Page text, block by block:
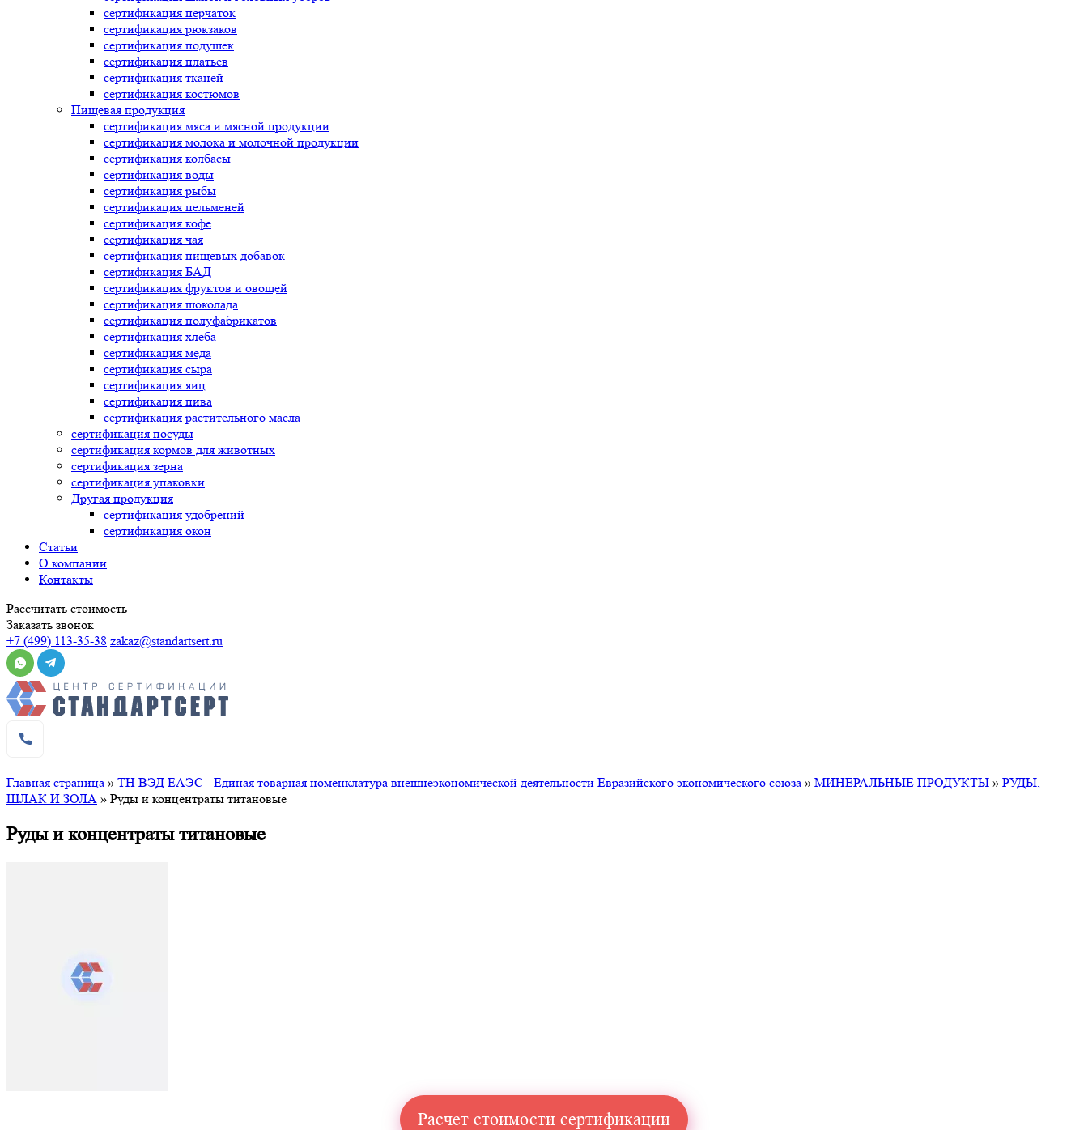
сертификация перчаток
сертификация рюкзаков
сертификация подушек
сертификация платьев
сертификация тканей
сертификация костюмов
Пищевая продукция
сертификация мяса и мясной продукции
сертификация молока и молочной продукции
сертификация колбасы
сертификация воды
сертификация рыбы
сертификация пельменей
сертификация кофе
сертификация чая
сертификация пищевых добавок
сертификация БАД
сертификация фруктов и овощей
сертификация шоколада
сертификация полуфабрикатов
сертификация хлеба
сертификация меда
сертификация сыра
сертификация яиц
сертификация пива
сертификация растительного масла
сертификация посуды
сертификация кормов для животных
сертификация зерна
сертификация упаковки
Другая продукция
сертификация удобрений
сертификация окон
Статьи
О компании
Контакты
Рассчитать стоимость
Заказать звонок
+7 (499) 113-35-38 zakaz@standartsert.ru
Главная страница » ТН ВЭД ЕАЭС - Единая товарная номенклатура внешнеэкономической деятельности Евразийского экономического союза » МИНЕРАЛЬНЫЕ ПРОДУКТЫ » РУДЫ,
ШЛАК И ЗОЛА » Руды и концентраты титановые
Руды и концентраты титановые
Расчет стоимости сертификации